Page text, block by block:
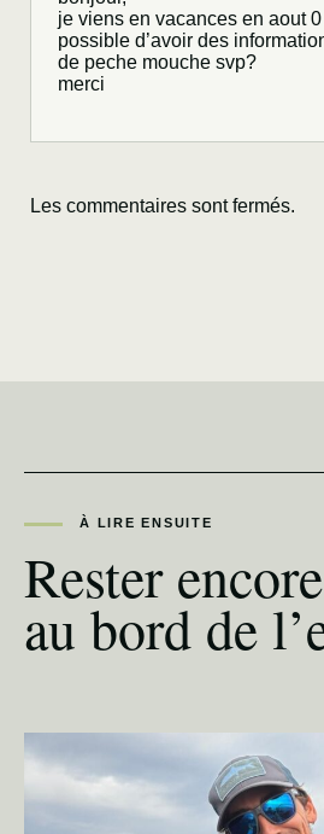
je viens en vacances en aout 0
possible d’avoir des
de peche mouche svp?
merci
Les commentaires sont fermés.
À LIRE ENSUITE
Rester
au bord de